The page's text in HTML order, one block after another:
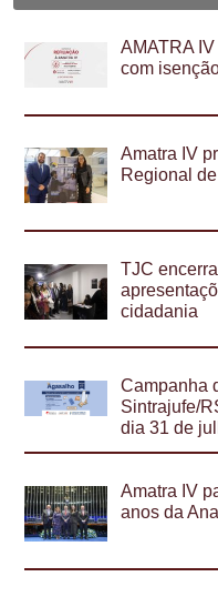
AMATRA
com
Amatra IV
Regional
TJC
cidadania
Campanha
Sintrajufe/
dia 31 de
Amatra IV
anos da